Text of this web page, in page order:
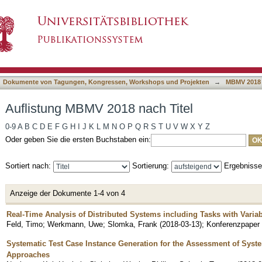
Dokumente von Tagungen, Kongressen, Workshops und Projekten → MBMV 2018
Auflistung MBMV 2018 nach Titel
0-9 A B C D E F G H J K L M N O P Q R S T U V W X Y Z
Oder geben Sie die ersten Buchstaben ein:
Sortiert nach: Sortierung:
Anzeige der Dokumente 1-4 von 4
Real-Time Analysis of Distributed Systems including Tasks with
Feld, Timo; Werkmann, Uwe; Slomka, Frank (2018-03-13); Konferenzpaper
Systematic Test Case Instance Generation for the Assessment of
Approaches